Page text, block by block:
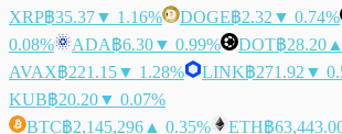
XRP฿35.37▼ 1.16% DOGE฿2.32 ▼ 0.74%
0.08%
ADA฿6.30▼ 0.99% DOT฿28.20
AVAX฿221.15▼ 1.28% LINK฿271.92 ▼
KUB฿20.20▼ 0.07%
BTC฿2,145,296 ▲ 0.35% ETH฿